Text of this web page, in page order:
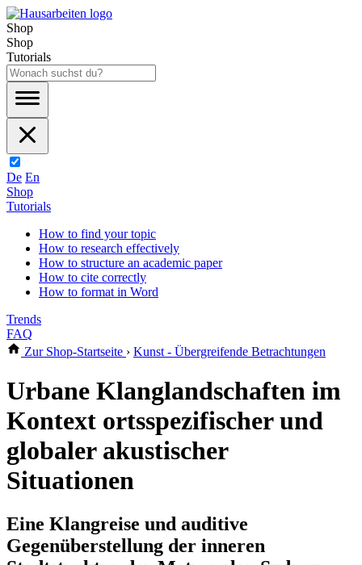
Shop
Shop
Tutorials
De En
Shop
Tutorials
How to find your topic
How to research effectively
How to structure an academic paper
How to cite correctly
How to format in Word
Trends
FAQ
Zur Shop-Startseite › Kunst - Übergreifende Betrachtungen
Urbane Klanglandschaften im
Kontext ortsspezifischer und
globaler akustischer
Situationen
Eine Klangreise und auditive
Gegenüberstellung der inneren